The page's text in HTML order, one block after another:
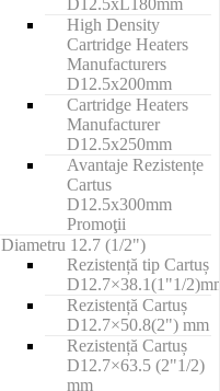
High Density
Cartridge Heaters
Manufacturers
D12.5x200mm
Cartridge Heaters
Manufacturer
D12.5x250mm
Avantaje Rezistențe
Cartus
D12.5x300mm
Promoţii
Diametru 12.7 (1/2")
Rezistență tip Cartuș
D12.7×38.1(1"1/
Rezistență Cartuș
D12.7×50.8(2") mm
Rezistență Cartuș
D12.7×63.5 (2"1/2)
mm